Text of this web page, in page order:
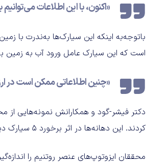
«اکنون، با این اطلاعات
باتوجه‌به اینکه این سیارک‌ها به‌ندرت با
است که این سیارک عامل ورود آب به زمین
«چنین اطلاعاتی ممکن است در
کردند. این دهانه‌ها در اثر برخورد 5 سیارک دیگر بین 37 تا 470 میلیون سال پیش به وجود آمده بودند.
محققان ایزوتوپ‌های عنصر روتنیم را